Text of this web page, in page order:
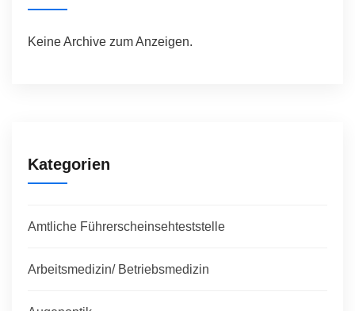
Keine Archive zum Anzeigen.
Kategorien
Amtliche Führerscheinsehteststelle
Arbeitsmedizin/ Betriebsmedizin